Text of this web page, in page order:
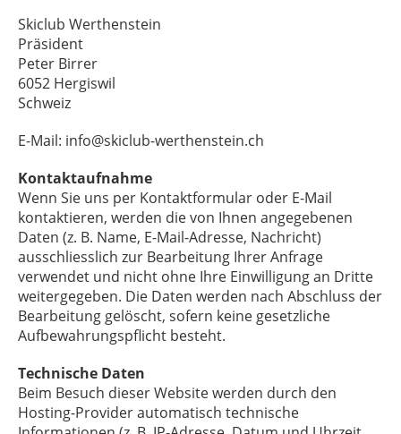
Skiclub Werthenstein
Präsident
Peter Birrer
6052 Hergiswil
Schweiz
E-Mail: info@skiclub-werthenstein.ch
Kontaktaufnahme
Wenn Sie uns per Kontaktformular oder E-Mail
kontaktieren, werden die von Ihnen angegebenen
Daten (z. B. Name, E-Mail-Adresse, Nachricht)
ausschliesslich zur Bearbeitung Ihrer Anfrage
verwendet und nicht ohne Ihre Einwilligung an Dritte
weitergegeben. Die Daten werden nach Abschluss der
Bearbeitung gelöscht, sofern keine gesetzliche
Aufbewahrungspflicht besteht.
Technische Daten
Beim Besuch dieser Website werden durch den
Hosting-Provider automatisch technische